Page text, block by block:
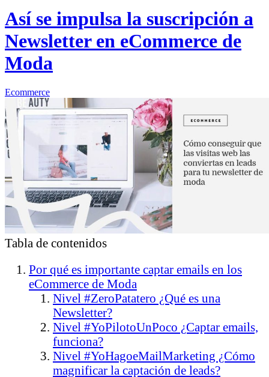
Así se impulsa la suscripción a
Newsletter en eCommerce de
Moda
Ecommerce
Tabla de contenidos
Por qué es importante captar emails en los
eCommerce de Moda
Nivel #ZeroPatatero ¿Qué es una
Newsletter?
Nivel #YoPilotoUnPoco ¿Captar emails,
funciona?
Nivel #YoHagoeMailMarketing ¿Cómo
magnificar la captación de leads?